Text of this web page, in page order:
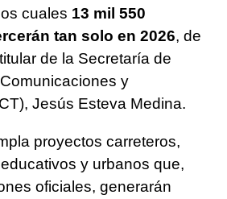
cuales 13 mil 550
tan solo en 2026, de
de la Secretaría de
y
Jesús Esteva Medina.
proyectos carreteros,
y urbanos que,
oficiales, generarán